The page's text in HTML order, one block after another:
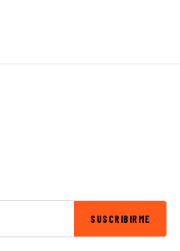
SUSCRIBIRME